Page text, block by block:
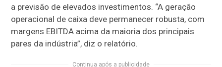
a previsão de elevados investimentos. “A geração
operacional de caixa deve permanecer robusta, com
margens EBITDA acima da maioria dos principais
pares da indústria”, diz o relatório.
Continua após a publicidade